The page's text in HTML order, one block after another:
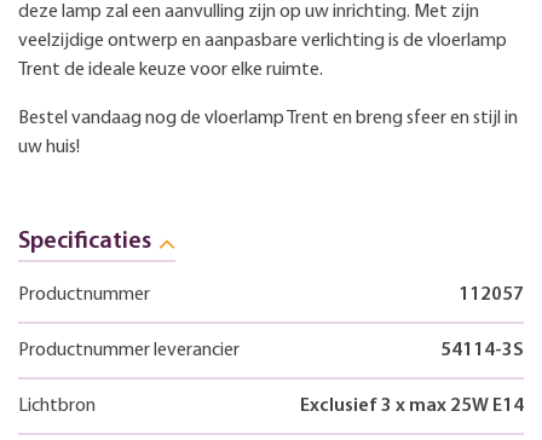
deze lamp zal een aanvulling zijn op uw inrichting. Met zijn
veelzijdige ontwerp en aanpasbare verlichting is de vloerlamp
Trent de ideale keuze voor elke ruimte.
Bestel vandaag nog de vloerlamp Trent en breng sfeer en stijl in
uw huis!
Specificaties
Productnummer 112057
Productnummer leverancier 54114-3S
Lichtbron Exclusief 3 x max 25W E14